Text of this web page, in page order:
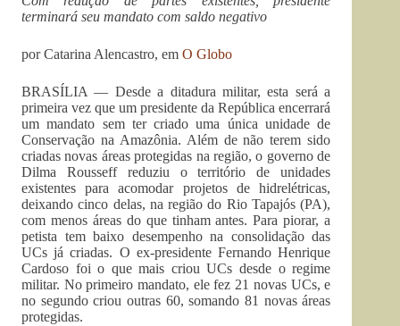
terminará seu mandato com saldo negativo
porCatarina Alencastro, em O Globo
BRASÍLIA — Desde a ditadura militar, esta será a
primeira vez que um presidente da República encerrará
um mandato sem ter criado uma única unidade de
Conservação na Amazônia. Além de não terem sido
criadas novas áreas protegidas na região, o governo de
Dilma Rousseff reduziu o território de unidades
existentes para acomodar projetos de hidrelétricas,
deixando cinco delas, na região do Rio Tapajós (PA),
com menos áreas do que tinham antes. Para piorar, a
petista tem baixo desempenho na consolidação das
UCs já criadas. O ex-presidente Fernando Henrique
Cardoso foi o que mais criou UCs desde o regime
militar. No primeiro mandato, ele fez 21 novas UCs, e
no segundo criou outras 60, somando 81 novas áreas
protegidas.